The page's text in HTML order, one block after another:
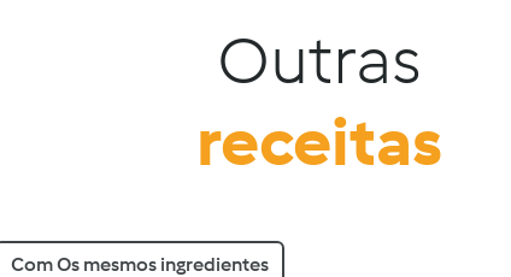
Outras
receitas
Com Os mesmos ingredientes